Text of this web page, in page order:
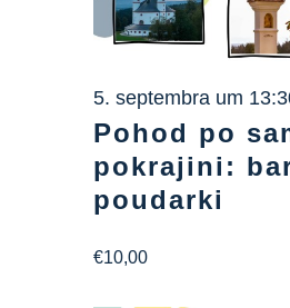
5. septembra um
Pohod po
pokrajini:
poudarki
€10,00